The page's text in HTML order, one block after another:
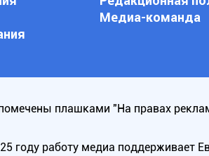
Медиа-команда
плашками "На правах
году работу медиа поддерживает